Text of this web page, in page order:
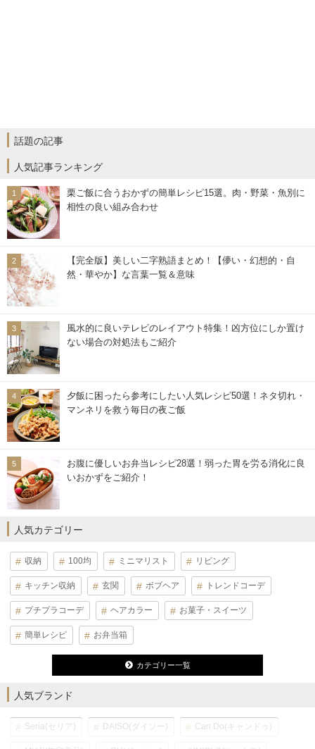
話題の記事
人気記事ランキング
栗ご飯に合うおかずの簡単レシピ15選。肉・野菜・魚別に
相性の良い組み合わせ
【完全版】美しい二字熟語まとめ！【儚い・幻想的・自
然・華やか】な言葉一覧＆意味
風水的に良いテレビのレイアウト特集！凶方位にしか置け
ない場合の対処法もご紹介
夕飯に困ったら参考にしたい人気レシピ50選！ネタ切れ・
マンネリを救う毎日の夜ご飯
お腹に優しいお弁当レシピ28選！弱った胃を労る消化に良
いおかずをご紹介！
人気カテゴリー
収納 100均 ミニマリスト リビング
キッチン収納 玄関 ボブヘア トレンドコーデ
プチプラコーデ ヘアカラー お菓子・スイーツ
簡単レシピ お弁当箱
カテゴリー一覧
人気ブランド
Seria(セリア) DAISO(ダイソー) Can Do(キャンドゥ)